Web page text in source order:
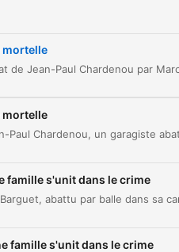
du crime et les preuves
Feral à Rodez
Marc Feral
na taj trenutak
mortelle
mortelle
famille s'unit dans le crime
famille s'unit dans le crime